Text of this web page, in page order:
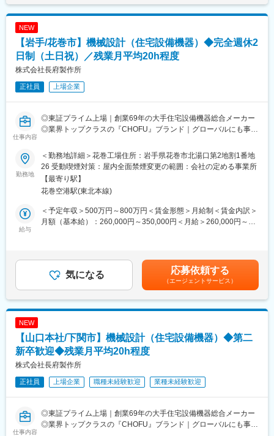
変更の範囲：会社の定める業務
担当製品を決定いたします。
■充実した就業環境：
◎完全週休2日（土・日・祝）／リフレッシュ休暇制度（10日間
／2023年度）
◎PC自動シャットダウン管理（許可なく夜間や休日にパソコンの
利用不可）
い環境です
◎＜働き方改革関連認定企業＞やまぐち健康経営認定企業／誰も
が活躍できるやまぐちの企業
■当社について：
当社は69年の歴史を持つ住宅設備機器総合メーカーです。
給湯器・空調機器・システムバスやキッチン・太陽熱温水器など
また近年は海外にもヒートポンプ式熱源機やガス給湯器の普及が
拡大しておりグローバルへCHOFUブランドを展開しています。
変更の範囲：会社の定める業務
NEW
【岩手/花巻市】機械設計（住宅設備機器）◆完全週休2
日制（土日祝）／残業月平均20h程度
株式会社長府製作所
正社員 上場企業
仕事内容
◎東証プライム上場｜創業69年の大手住宅設備機器総合メーカー
◎業界トップクラスの『CHOFU』ブランド｜グローバルにも事業
◎充実の福利厚生｜賞与5.78カ月支給｜社員の定着率90％以上
■職務内容：
住宅設備機器の機械設計及び開発業務を担当します。
製品の試作及び性能試験を含めご対応いただきます。
【製品例】
・給湯機器：石油給湯器/石油風呂釜/ガス給湯器/ガス風呂釜/電気
テム/石油ストーブ
・システム機器：システムバス/人工大理石浴槽/システムキッチン
・ソーラー機器：太陽熱温水器/ソーラー床下換気扇
担当製品を決定いたします。
■充実した就業環境：
◎完全週休2日（土・日・祝）／リフレッシュ休暇制度（10日間
／2023年度）
◎PC自動シャットダウン管理（許可なく夜間や休日にパソコンの
利用不可）
勤務地
＜勤務地詳細＞花巻工場住所：岩手県花巻市北湯口第2地割1番地
26 受動喫煙対策：屋内全面禁煙変更の範囲：会社の定める事業所
【最寄り駅】
花巻空港駅(東北本線)
給与
＜予定年収＞500万円～800万円＜賃金形態＞月給制＜賃金内訳＞
月額（基本給）：260,000円～350,000円＜月給＞260,000円～
■35歳：年収570万円（月給32万円＋各種手当＋賞与2回）賃金は
あくまでも目安の金額であり、選考を通じて上下する可能性があ
ります。月給(月額)は固定手当を含めた表記です。
気になる 応募依頼する
（エージェントサービス）
NEW
【山口本社/下関市】機械設計（住宅設備機器）◆第二
新卒歓迎◆残業月平均20h程度
株式会社長府製作所
正社員 上場企業 職種未経験歓迎 業種未経験歓迎
仕事内容
◎東証プライム上場｜創業69年の大手住宅設備機器総合メーカー
◎業界トップクラスの『CHOFU』ブランド｜グローバルにも事業